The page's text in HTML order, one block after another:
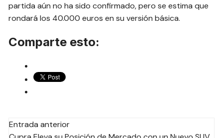
partida aún no ha sido confirmado, pero se estima que
rondará los 40.000 euros en su versión básica.
Comparte esto:
Navegación
Entrada anterior